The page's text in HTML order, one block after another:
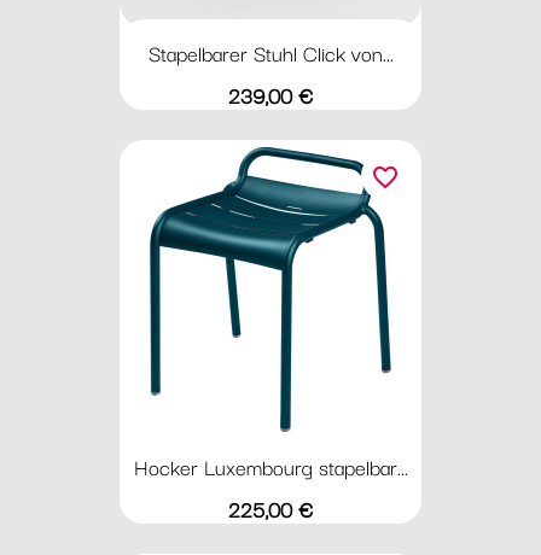
Stapelbarer Stuhl Click von...
Preis
239,00 €
Hocker Luxembourg stapelbar...
Preis
225,00 €
favorite_border